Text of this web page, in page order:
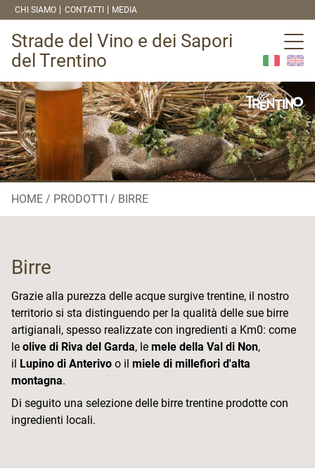
CHI SIAMO CONTATTI MEDIA
Strade del Vino e dei Sapori
del Trentino
HOME PRODOTTI BIRRE
Birre
Grazie alla purezza delle acque surgive trentine, il nostro
territorio si sta distinguendo per la qualità delle sue birre
artigianali, spesso realizzate con ingredienti a Km0: come
le olive di Riva del Garda, le mele della Val di Non,
il Lupino di Anterivo o il miele di millefiori d'alta
montagna.
Di seguito una selezione delle birre trentine prodotte con
ingredienti locali.